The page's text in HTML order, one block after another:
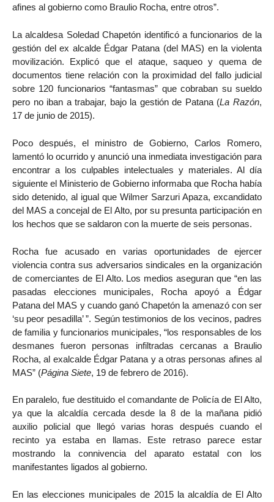
afines al gobierno como Braulio Rocha, entre otros”.
La alcaldesa Soledad Chapetón identificó a funcionarios de la
gestión del ex alcalde Édgar Patana (del MAS) en la violenta
movilización. Explicó que el ataque, saqueo y quema de
documentos tiene relación con la proximidad del fallo judicial
sobre 120 funcionarios “fantasmas” que cobraban su sueldo
pero no iban a trabajar, bajo la gestión de Patana (La Razón,
17 de junio de 2015).
Poco después, el ministro de Gobierno, Carlos Romero,
lamentó lo ocurrido y anunció una inmediata investigación para
encontrar a los culpables intelectuales y materiales. Al día
siguiente el Ministerio de Gobierno informaba que Rocha había
sido detenido, al igual que Wilmer Sarzuri Apaza, excandidato
del MAS a concejal de El Alto, por su presunta participación en
los hechos que se saldaron con la muerte de seis personas.
Rocha fue acusado en varias oportunidades de ejercer
violencia contra sus adversarios sindicales en la organización
de comerciantes de El Alto. Los medios aseguran que “en las
pasadas elecciones municipales, Rocha apoyó a Édgar
Patana del MAS y cuando ganó Chapetón la amenazó con ser
‘su peor pesadilla’ ”. Según testimonios de los vecinos, padres
de familia y funcionarios municipales, “los responsables de los
desmanes fueron personas infiltradas cercanas a Braulio
Rocha, al exalcalde Édgar Patana y a otras personas afines al
MAS” (Página Siete, 19 de febrero de 2016).
En paralelo, fue destituido el comandante de Policía de El Alto,
ya que la alcaldía cercada desde la 8 de la mañana pidió
auxilio policial que llegó varias horas después cuando el
recinto ya estaba en llamas. Este retraso parece estar
mostrando la connivencia del aparato estatal con los
manifestantes ligados al gobierno.
En las elecciones municipales de 2015 la alcaldía de El Alto